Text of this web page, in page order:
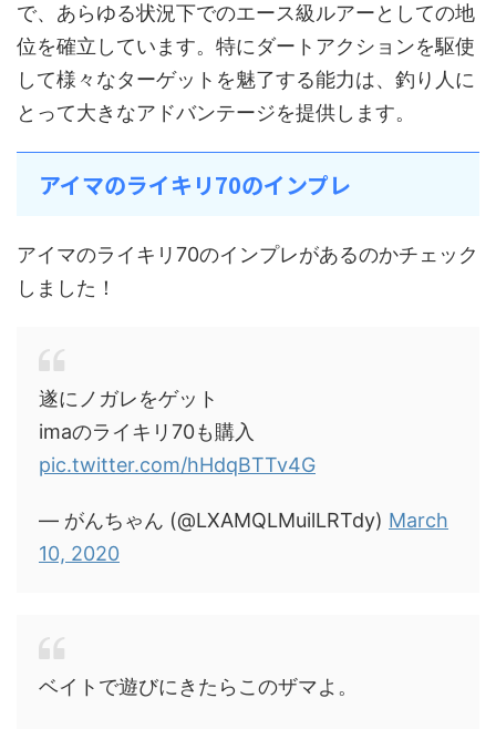
で、あらゆる状況下でのエース級ルアーとしての地
位を確立しています。特にダートアクションを駆使
して様々なターゲットを魅了する能力は、釣り人に
とって大きなアドバンテージを提供します。
アイマのライキリ70のインプレ
アイマのライキリ70のインプレがあるのかチェック
しました！
遂にノガレをゲット
imaのライキリ70も購入
pic.twitter.com/hHdqBTTv4G
— がんちゃん (@LXAMQLMuilLRTdy) March
10, 2020
ベイトで遊びにきたらこのザマよ。